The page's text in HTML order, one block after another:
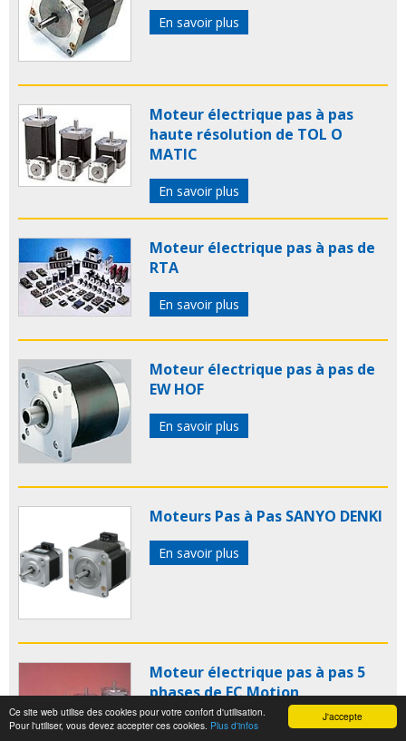
J'accepte
Ce site web utilise des cookies pour votre confort d'utilisation.
Pour l'utiliser, vous devez accepter ces cookies. Plus d'infos
En savoir plus
Moteur électrique pas à pas
haute résolution de TOL O
MATIC
En savoir plus
Moteur électrique pas à pas de
RTA
En savoir plus
Moteur électrique pas à pas de
EW HOF
En savoir plus
Moteurs Pas à Pas SANYO DENKI
En savoir plus
Moteur électrique pas à pas 5
phases de EC Motion
En savoir plus